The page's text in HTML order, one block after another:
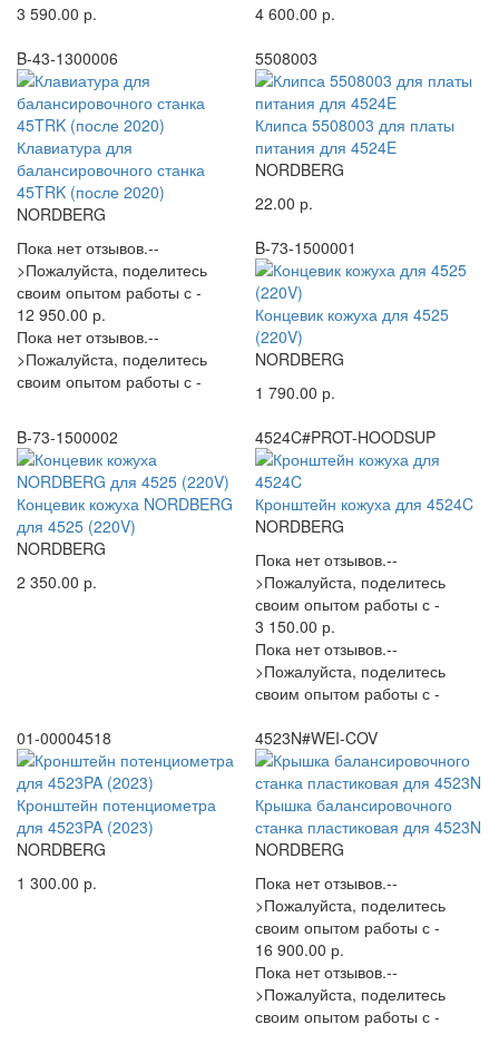
3 590.00 р.
4 600.00 р.
B-43-1300006
Клавиатура для
балансировочного станка
45TRK (после 2020)
NORDBERG
Пока нет отзывов.--
>Пожалуйста, поделитесь
своим опытом работы с -
12 950.00 р.
Пока нет отзывов.--
>Пожалуйста, поделитесь
своим опытом работы с -
5508003
Клипса 5508003 для платы
питания для 4524E
NORDBERG
22.00 р.
B-73-1500001
Концевик кожуха для 4525
(220V)
NORDBERG
1 790.00 р.
B-73-1500002
Концевик кожуха NORDBERG
для 4525 (220V)
NORDBERG
2 350.00 р.
4524C#PROT-HOODSUP
Кронштейн кожуха для 4524C
NORDBERG
Пока нет отзывов.--
>Пожалуйста, поделитесь
своим опытом работы с -
3 150.00 р.
Пока нет отзывов.--
>Пожалуйста, поделитесь
своим опытом работы с -
01-00004518
Кронштейн потенциометра
для 4523PA (2023)
NORDBERG
1 300.00 р.
4523N#WEI-COV
Крышка балансировочного
станка пластиковая для 4523N
NORDBERG
Пока нет отзывов.--
>Пожалуйста, поделитесь
своим опытом работы с -
16 900.00 р.
Пока нет отзывов.--
>Пожалуйста, поделитесь
своим опытом работы с -